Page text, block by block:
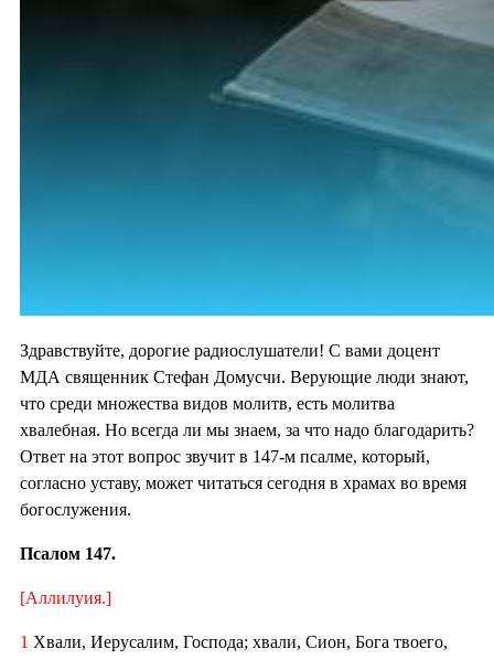
Здравствуйте, дорогие радиослушатели! С вами доцент
МДА священник Стефан Домусчи. Верующие люди знают,
что среди множества видов молитв, есть молитва
хвалебная. Но всегда ли мы знаем, за что надо благодарить?
Ответ на этот вопрос звучит в 147-м псалме, который,
согласно уставу, может читаться сегодня в храмах во время
богослужения.
Псалом 147.
[Аллилуия.]
1 Хвали, Иерусалим, Господа; хвали, Сион, Бога твоего,